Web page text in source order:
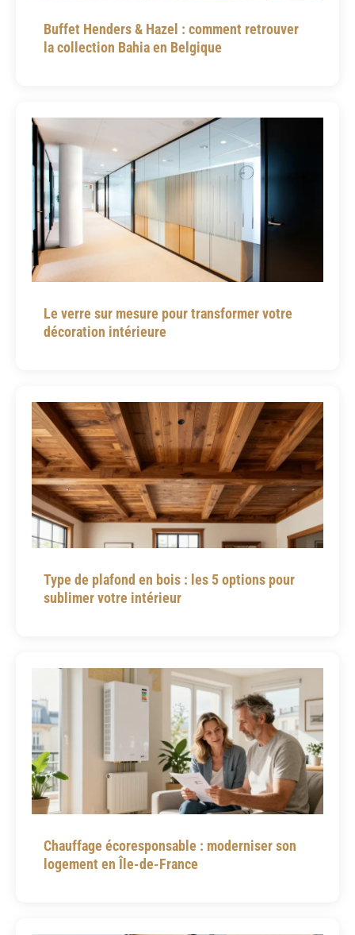
Buffet Henders & Hazel : comment retrouver
la collection Bahia en Belgique
Le verre sur mesure pour transformer votre
décoration intérieure
Type de plafond en bois : les 5 options pour
sublimer votre intérieur
Chauffage écoresponsable : moderniser son
logement en Île-de-France